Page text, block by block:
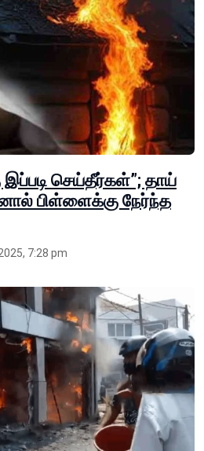
செய்தீர்கள்”; தாய்
பிள்ளைக்கு நேர்ந்த
7:28 pm